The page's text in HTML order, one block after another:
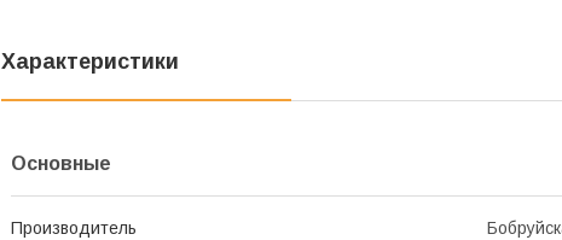
Характеристики
Основные
Производитель